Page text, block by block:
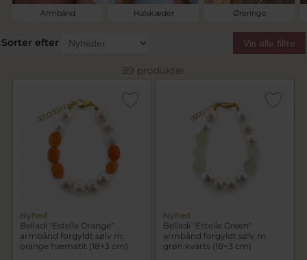
Armbånd Halskæder Øreringe
Sorter efter Vis alle filtre
89 produkter
Nyhed
Belladi "Estelle Orange"
armbånd forgyldt sølv m.
orange hæmatit (18+3 cm)
Nyhed
Belladi "Estelle Green"
armbånd forgyldt sølv m.
grøn kvarts (18+3 cm)